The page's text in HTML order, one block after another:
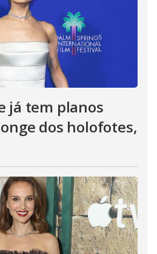
já tem planos
dos holofotes,